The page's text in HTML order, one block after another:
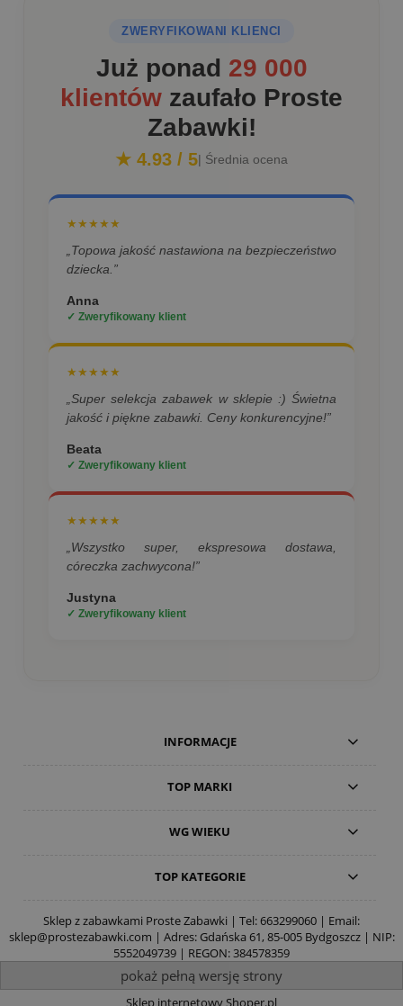
ZWERYFIKOWANI KLIENCI
Już ponad 29 000
klientów zaufało Proste
Zabawki!
★ 4.93 / 5| Średnia ocena
★★★★★
„Topowa jakość nastawiona na bezpieczeństwo
dziecka.”
Anna
✓ Zweryfikowany klient
★★★★★
„Super selekcja zabawek w sklepie :) Świetna
jakość i piękne zabawki. Ceny konkurencyjne!”
Beata
✓ Zweryfikowany klient
★★★★★
„Wszystko super, ekspresowa dostawa,
córeczka zachwycona!”
Justyna
✓ Zweryfikowany klient
INFORMACJE
TOP MARKI
WG WIEKU
TOP KATEGORIE
Sklep z zabawkami Proste Zabawki | Tel:663299060 | Email:
sklep@prostezabawki.com | Adres: Gdańska 61, 85-005 Bydgoszcz | NIP:
5552049739 | REGON: 384578359
pokaż pełną wersję strony
Sklep internetowy Shoper.pl